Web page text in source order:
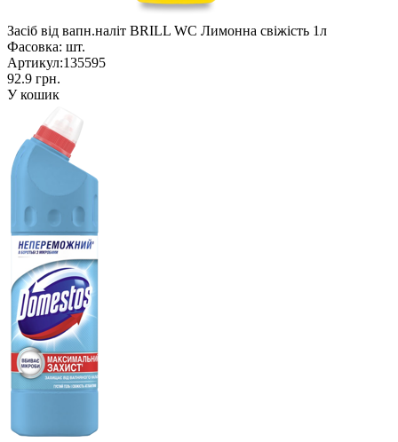
Засіб від вапн.наліт BRILL WC Лимонна свіжість 1л
Фасовка: шт.
Артикул:135595
92.9 грн.
У кошик